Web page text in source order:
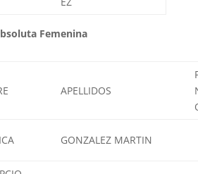
Femenina
APELLIDOS
GONZALEZ MARTIN